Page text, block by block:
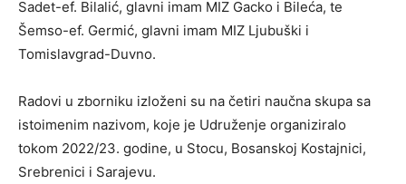
Sadet-ef. Bilalić, glavni imam MIZ Gacko i Bileća, te
Šemso-ef. Germić, glavni imam MIZ Ljubuški i
Tomislavgrad-Duvno.
Radovi u zborniku izloženi su na četiri naučna skupa sa
istoimenim nazivom, koje je Udruženje organiziralo
tokom 2022/23. godine, u Stocu, Bosanskoj Kostajnici,
Srebrenici i Sarajevu.